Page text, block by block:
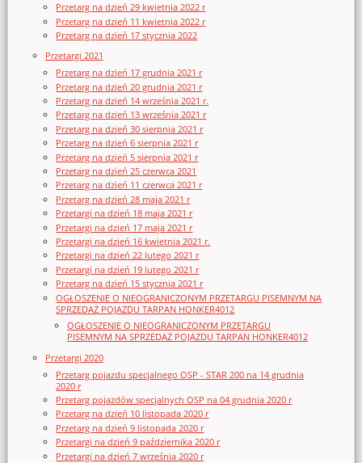
Przetarg na dzień 29 kwietnia 2022 r
Przetarg na dzień 11 kwietnia 2022 r
Przetarg na dzień 17 stycznia 2022
Przetargi 2021
Przetarg na dzień 17 grudnia 2021 r
Przetarg na dzień 20 grudnia 2021 r
Przetarg na dzień 14 września 2021 r.
Przetarg na dzień 13 września 2021 r
Przetarg na dzień 30 sierpnia 2021 r
Przetarg na dzień 6 sierpnia 2021 r
Przetarg na dzień 5 sierpnia 2021 r
Przetarg na dzień 25 czerwca 2021
Przetarg na dzień 11 czerwca 2021 r
Przetarg na dzień 28 maja 2021 r
Przetargi na dzień 18 maja 2021 r
Przetargi na dzień 17 maja 2021 r
Przetargi na dzień 16 kwietnia 2021 r.
Przetargi na dzień 22 lutego 2021 r
Przetargi na dzień 19 lutego 2021 r
Przetarg na dzień 15 stycznia 2021 r
OGŁOSZENIE O NIEOGRANICZONYM PRZETARGU PISEMNYM NA
SPRZEDAŻ POJAZDU TARPAN HONKER4012
OGŁOSZENIE O NIEOGRANICZONYM PRZETARGU
PISEMNYM NA SPRZEDAŻ POJAZDU TARPAN HONKER4012
Przetargi 2020
Przetarg pojazdu specjalnego OSP - STAR 200 na 14 grudnia
2020 r
Przetarg pojazdów specjalnych OSP na 04 grudnia 2020 r
Przetarg na dzień 10 listopada 2020 r
Przetarg na dzień 9 listopada 2020 r
Przetargi na dzień 9 października 2020 r
Przetargi na dzień 7 września 2020 r